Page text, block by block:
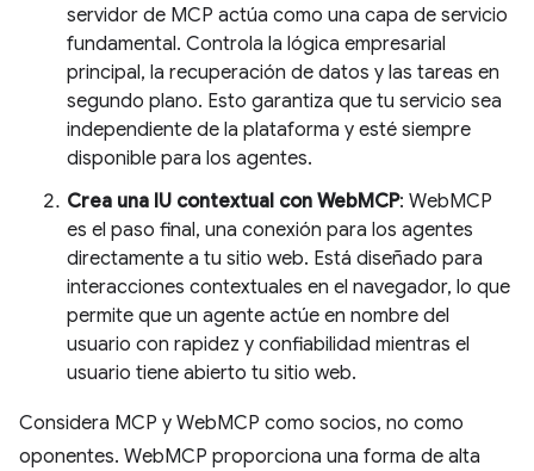
servidor de MCP actúa como una capa de servicio
fundamental. Controla la lógica empresarial
principal, la recuperación de datos y las tareas en
segundo plano. Esto garantiza que tu servicio sea
independiente de la plataforma y esté siempre
disponible para los agentes.
Crea una IU contextual con WebMCP: WebMCP
es el paso final, una conexión para los agentes
directamente a tu sitio web. Está diseñado para
interacciones contextuales en el navegador, lo que
permite que un agente actúe en nombre del
usuario con rapidez y confiabilidad mientras el
usuario tiene abierto tu sitio web.
Considera MCP y WebMCP como socios, no como
oponentes. WebMCP proporciona una forma de alta